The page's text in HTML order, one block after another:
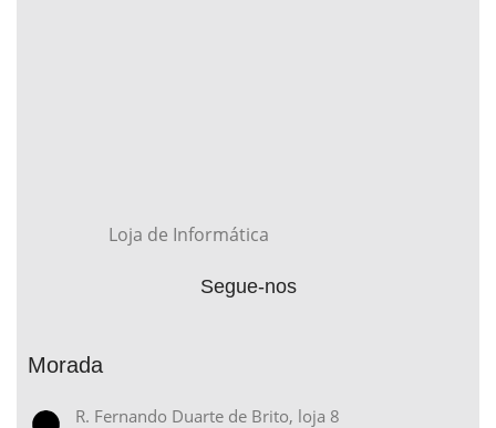
Loja de Informática
Segue-nos
Morada
R. Fernando Duarte de Brito, loja 8